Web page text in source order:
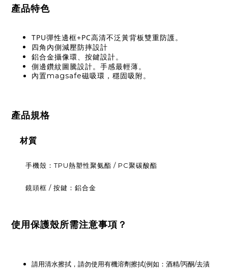
產品特色
TPU彈性邊框+PC高清不泛黃背板雙重防護。
四角內側減壓防摔設計
鋁合金攝像環、按鍵設計。
側邊鑽紋圖騰設計。手感最輕薄。
內置magsafe磁吸環，穩固吸附。
產品規格
材質
手機殼：TPU熱塑性聚氨酯 / PC聚碳酸酯
鏡頭框 / 按鍵：鋁合金
使用保護殼所需注意事項？
請用清水擦拭，請勿使用有機溶劑擦拭(例如：酒精/丙酮/去漬